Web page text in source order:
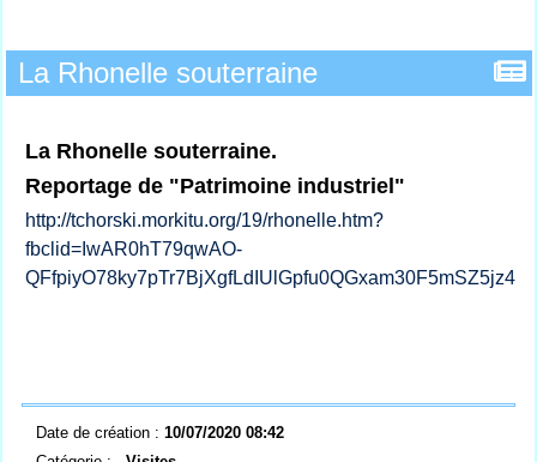
La Rhonelle souterraine
La Rhonelle souterraine.
Reportage de "Patrimoine industriel"
http://tchorski.morkitu.org/19/rhonelle.htm?
fbclid=IwAR0hT79qwAO-
QFfpiyO78ky7pTr7BjXgfLdIUlGpfu0QGxam30F5mSZ5jz4
Date de création : 10/07/2020 08:42